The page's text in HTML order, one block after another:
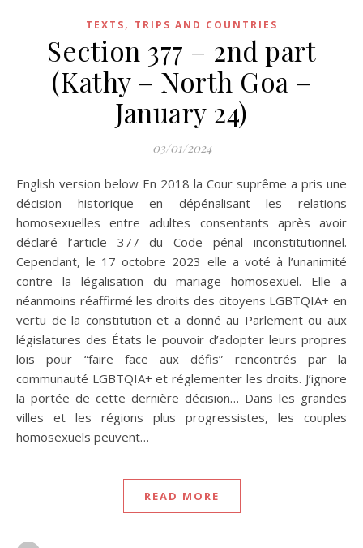
TEXTS, TRIPS AND COUNTRIES
Section 377 – 2nd part
(Kathy – North Goa –
January 24)
03/01/2024
English version below En 2018 la Cour suprême a pris une
décision historique en dépénalisant les relations
homosexuelles entre adultes consentants après avoir
déclaré l’article 377 du Code pénal inconstitutionnel.
Cependant, le 17 octobre 2023 elle a voté à l’unanimité
contre la légalisation du mariage homosexuel. Elle a
néanmoins réaffirmé les droits des citoyens LGBTQIA+ en
vertu de la constitution et a donné au Parlement ou aux
législatures des États le pouvoir d’adopter leurs propres
lois pour “faire face aux défis” rencontrés par la
communauté LGBTQIA+ et réglementer les droits. J’ignore
la portée de cette dernière décision… Dans les grandes
villes et les régions plus progressistes, les couples
homosexuels peuvent…
READ MORE